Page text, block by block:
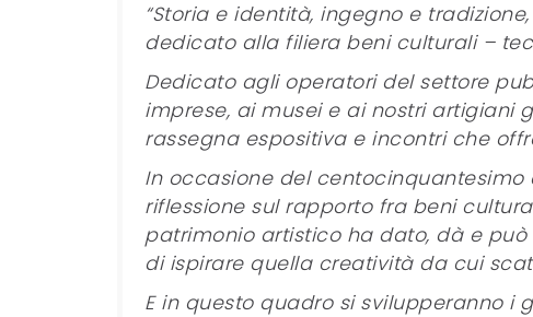
“Storia e identità, ingegno e
dedicato alla filiera beni culturali –
Dedicato agli operatori del settore
imprese, ai musei e ai nostri artigiani
rassegna espositiva e incontri che
In occasione del centocinquantesimo
riflessione sul rapporto fra beni
patrimonio artistico ha dato, dà e
di ispirare quella creatività da cui
E in questo quadro si svilupperanno i